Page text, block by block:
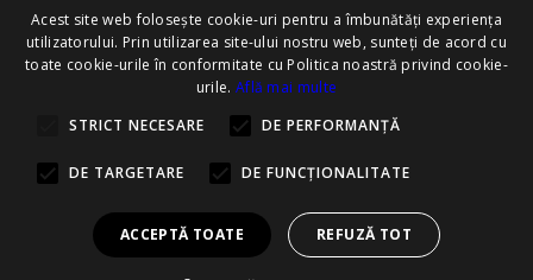
ANPC
Informații privind protecția mediului
CERE OFERTĂ
Acest site web folosește cookie-uri pentru a îmbunătăți experiența
utilizatorului. Prin utilizarea site-ului nostru web, sunteți de acord cu
toate cookie-urile în conformitate cu Politica noastră privind cookie-
urile. Află mai multe
STRICT NECESARE
DE PERFORMANȚĂ
DE TARGETARE DE FUNCŢIONALITATE
ACCEPTĂ TOATE REFUZĂ TOT